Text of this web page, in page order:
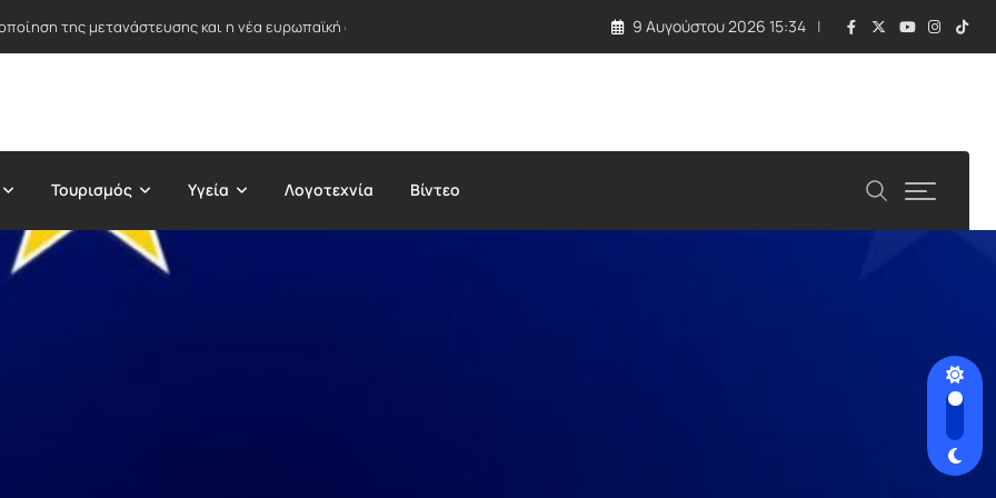
της μετανάστευσης και η νέα ευρωπαϊκή στρατηγική ασύλου 9 Αυγούστου 2026 15:34
Τουρισμός Υγεία Λογοτεχνία Βίντεο